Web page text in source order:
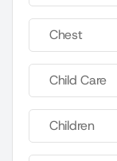
Chest
Child Care
Children